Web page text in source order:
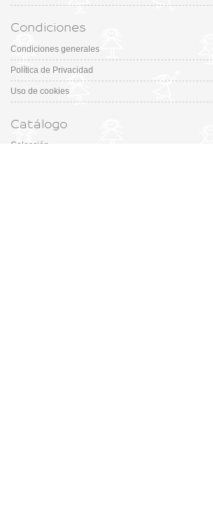
Condiciones
Condiciones generales
Política de Privacidad
Uso de cookies
Catálogo
Colección